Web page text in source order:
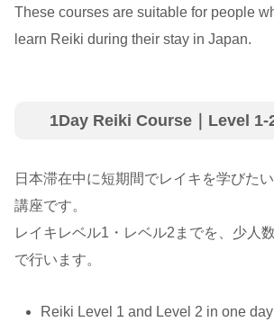
These courses are suitable for people
learn Reiki during their stay in Japan.
1Day Reiki Course｜Level 1-
日本滞在中に短期間でレイキを学びた
講座です。
レイキレベル1・レベル2までを、少人
で行います。
Reiki Level 1 and Level 2 in one day